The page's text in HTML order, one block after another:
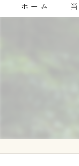
ホーム